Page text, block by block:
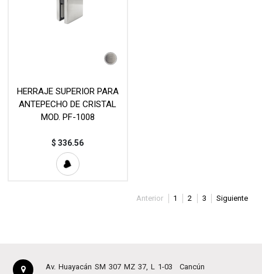
HERRAJE SUPERIOR PARA
ANTEPECHO DE CRISTAL
MOD. PF-1008
$336.56
Anterior 1 2 3 Siguiente
Av. Huayacán SM 307 MZ 37, L 1-03
Cancún